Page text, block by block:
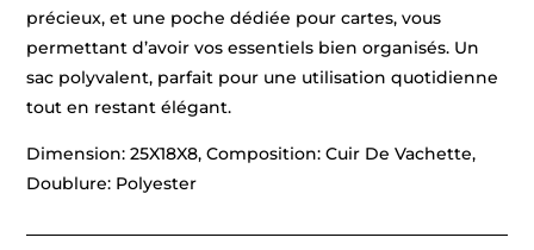
précieux, et une poche dédiée pour cartes, vous
permettant d’avoir vos essentiels bien organisés. Un
sac polyvalent, parfait pour une utilisation quotidienne
tout en restant élégant.
Dimension: 25X18X8, Composition: Cuir De Vachette,
Doublure: Polyester